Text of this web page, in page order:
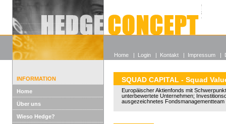
Alle
Wieso
INFORMATION
Home
Über uns
Wieso Hedge?
SQUAD CAPITAL - Squad
Europäischer Aktienfonds mit
unterbewertete Unternehmen;
ausgezeichnetes
Home | Login | Kontakt | Impressum |